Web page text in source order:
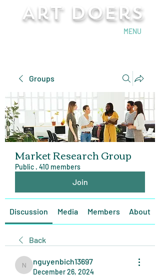
Art Doers
MENU
Groups
Market Research Group
Public · 410 members
Join
Discussion Media Members About
Back
nguyenbich13697
nguyenbich13697
December 26, 2024